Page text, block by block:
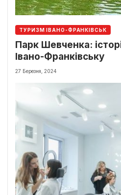
ТУРИЗМ ІВАНО-ФРАНКІВСЬК
Парк Шевченка:
Івано-Франківську
27 Березня, 2024